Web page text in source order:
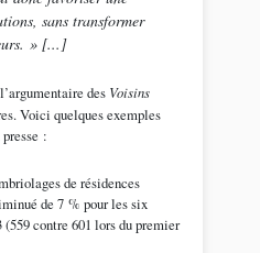
sans transformer
» [...]
des Voisins
Voici quelques exemples
:
de résidences
de 7 % pour les six
contre 601 lors du premier